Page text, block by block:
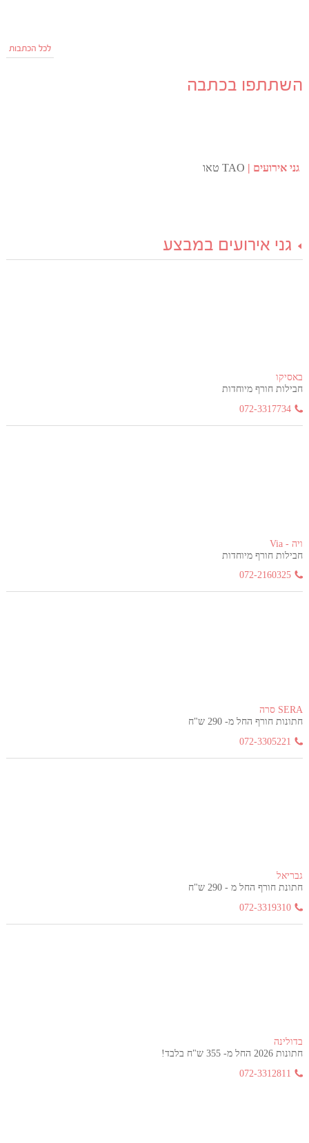
לכל הכתבות
השתתפו בכתבה
גני אירועים TAO טאו
גני אירועים במבצע
באסיקו
חבילות חורף מיוחדות
072-3317734
ויה - Via
חבילות חורף מיוחדות
072-2160325
SERA סרה
חתונות חורף החל מ- 290 ש"ח
072-3305221
גבריאל
חתונת חורף החל מ - 290 ש"ח
072-3319310
בדולינה
חתונות 2026 החל מ- 355 ש"ח בלבד!
072-3312811